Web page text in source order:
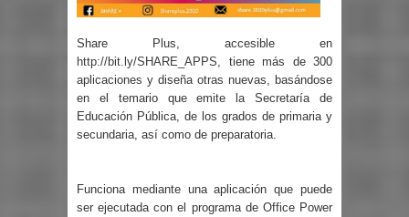
Share Plus, accesible en
http://bit.ly/SHARE_APPS, tiene más de 300
aplicaciones y diseña otras nuevas, basándose
en el temario que emite la Secretaría de
Educación Pública, de los grados de primaria y
secundaria, así como de preparatoria.
Funciona mediante una aplicación que puede
ser ejecutada con el programa de Office Power